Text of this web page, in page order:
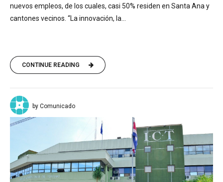
nuevos empleos, de los cuales, casi 50% residen en Santa Ana y
cantones vecinos. “La innovación, la...
CONTINUE READING
by Comunicado